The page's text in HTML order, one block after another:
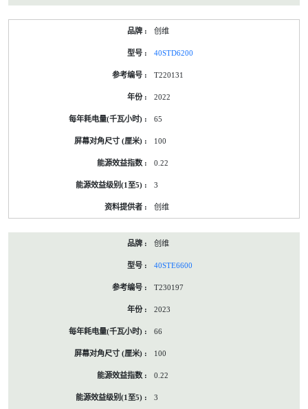
创维
40STD6200
T220131
2022
65
100
0.22
3
创维
创维
40STE6600
T230197
2023
66
100
0.22
3